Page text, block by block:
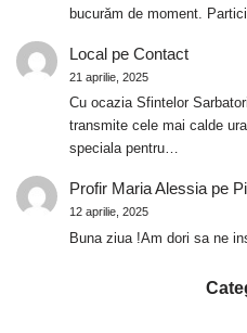
bucurăm de moment.
Localpe Contact
21 aprilie, 2025
Cu ocazia Sfintelor
transmite cele mai calde
speciala pentru…
Profir Maria Alessiape
12 aprilie, 2025
Buna ziua !Am dori sa ne